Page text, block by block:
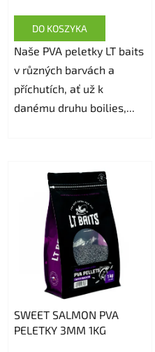
DO KOSZYKA
Naše PVA peletky LT baits
v různých barvách a
příchutích, ať už k
danému druhu boilies,...
SWEET SALMON PVA
PELETKY 3MM 1KG